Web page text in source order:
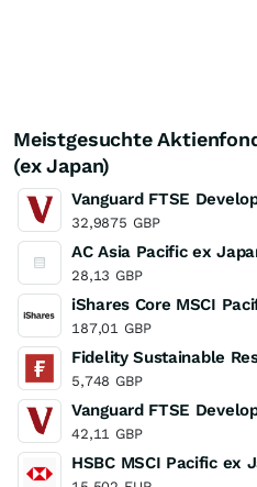
Meistgesuchte
(ex Japan)
Vanguard FTSE
32,9875 GBP
AC Asia Pacific ex
28,13 GBP
iShares Core MSCI
187,01 GBP
Fidelity Sustainable
5,748 GBP
Vanguard FTSE
42,11 GBP
HSBC MSCI Pacific ex